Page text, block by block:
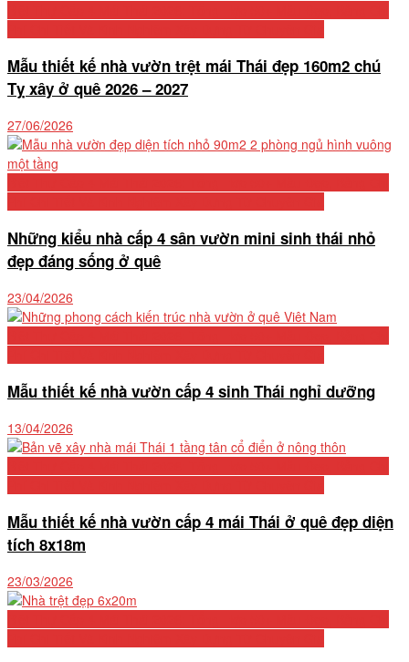
Mẫu thiết kế nhà vườn trệt mái Thái đẹp 160m2 chú
Tỵ xây ở quê 2026 – 2027
27/06/2026
Những kiểu nhà cấp 4 sân vườn mini sinh thái nhỏ
đẹp đáng sống ở quê
23/04/2026
Mẫu thiết kế nhà vườn cấp 4 sinh Thái nghỉ dưỡng
13/04/2026
Mẫu thiết kế nhà vườn cấp 4 mái Thái ở quê đẹp diện
tích 8x18m
23/03/2026